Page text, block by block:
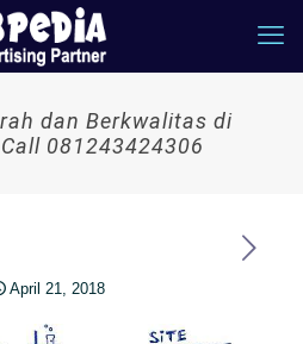
dan Berkwalitas di
081243424306
April 21, 2018